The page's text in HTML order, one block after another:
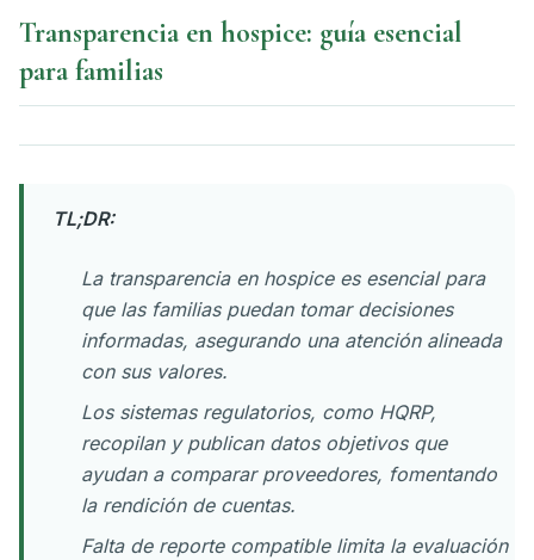
Transparencia en hospice: guía esencial
para familias
TL;DR:
La transparencia en hospice es esencial para
que las familias puedan tomar decisiones
informadas, asegurando una atención alineada
con sus valores.
Los sistemas regulatorios, como HQRP,
recopilan y publican datos objetivos que
ayudan a comparar proveedores, fomentando
la rendición de cuentas.
Falta de reporte compatible limita la evaluación